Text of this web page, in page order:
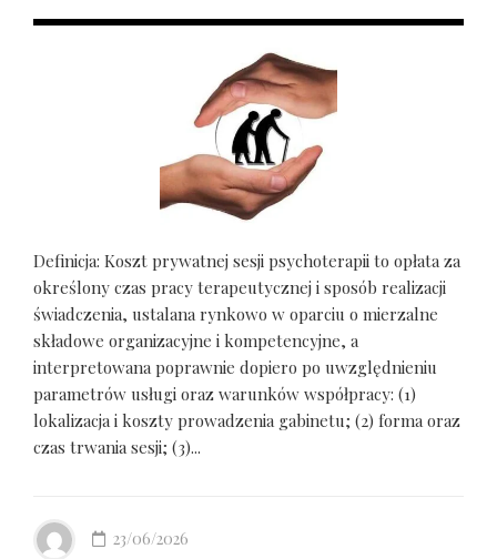
Definicja: Koszt prywatnej sesji psychoterapii to opłata za
określony czas pracy terapeutycznej i sposób realizacji
świadczenia, ustalana rynkowo w oparciu o mierzalne
składowe organizacyjne i kompetencyjne, a
interpretowana poprawnie dopiero po uwzględnieniu
parametrów usługi oraz warunków współpracy: (1)
lokalizacja i koszty prowadzenia gabinetu; (2) forma oraz
czas trwania sesji; (3)...
23/06/2026